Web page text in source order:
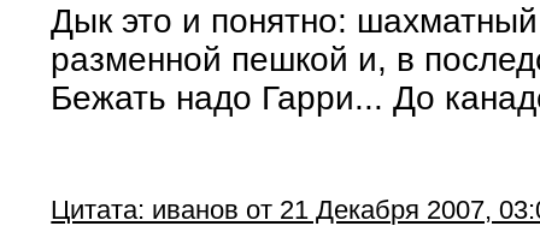
Дык это и понятно:
разменной пешкой и, в
Бежать надо Гарри... До
Цитата: иванов от 21 Декабря 2007,